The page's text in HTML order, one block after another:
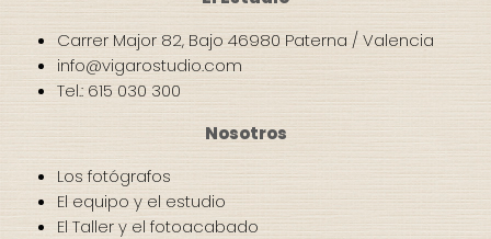
Carrer Major 82, Bajo 46980 Paterna / Valencia
info@vigarostudio.com
Tel.: 615 030 300
Nosotros
Los fotógrafos
El equipo y el estudio
El Taller y el fotoacabado